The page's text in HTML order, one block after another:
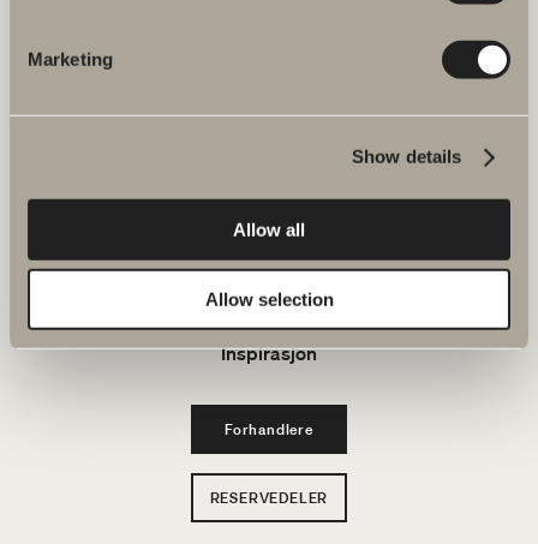
Marketing
Show details
Allow all
Allow selection
Tegneverktøy
Bærekraft
Inspirasjon
Forhandlere
RESERVEDELER